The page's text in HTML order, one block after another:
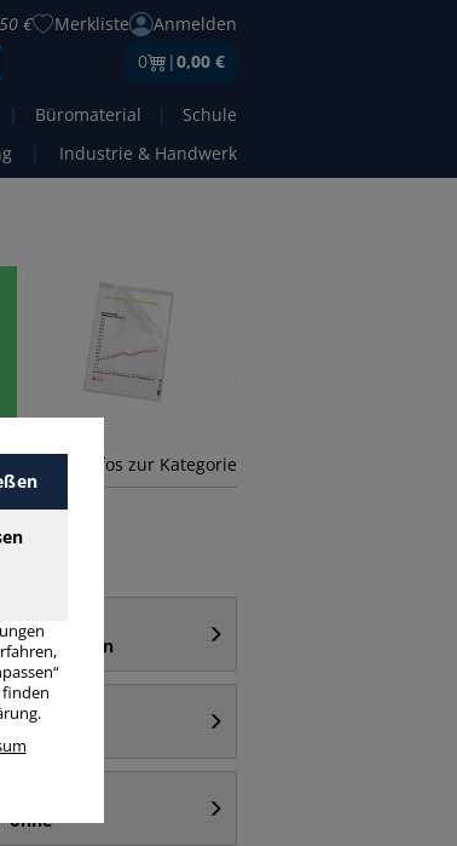
€ Merkliste
Anmelden
0 |0,00 €
| Büromaterial |
Schule
| Industrie & Handwerk
mehr Infos zur Kategorie
rechts offen
ohne